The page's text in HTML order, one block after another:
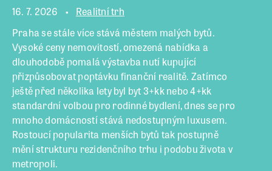
16. 7. 2026
Realitní trh
Praha se stále více stává městem malých bytů.
Vysoké ceny nemovitostí, omezená nabídka a
dlouhodobě pomalá výstavba nutí kupující
přizpůsobovat poptávku finanční realitě. Zatímco
ještě před několika lety byl byt 3+kk nebo 4+kk
standardní volbou pro rodinné bydlení, dnes se pro
mnoho domácností stává nedostupným luxusem.
Rostoucí popularita menších bytů tak postupně
mění strukturu rezidenčního trhu i podobu života v
metropoli.